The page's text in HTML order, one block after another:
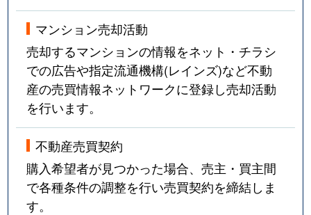
マンション売却活動
売却するマンションの情報をネット・チラシ
での広告や指定流通機構(レインズ)など不動
産の売買情報ネットワークに登録し売却活動
を行います。
不動産売買契約
購入希望者が見つかった場合、売主・買主間
で各種条件の調整を行い売買契約を締結しま
す。